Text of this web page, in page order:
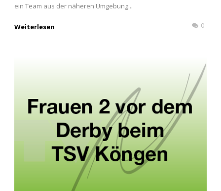
ein Team aus der näheren Umgebung...
Weiterlesen 0